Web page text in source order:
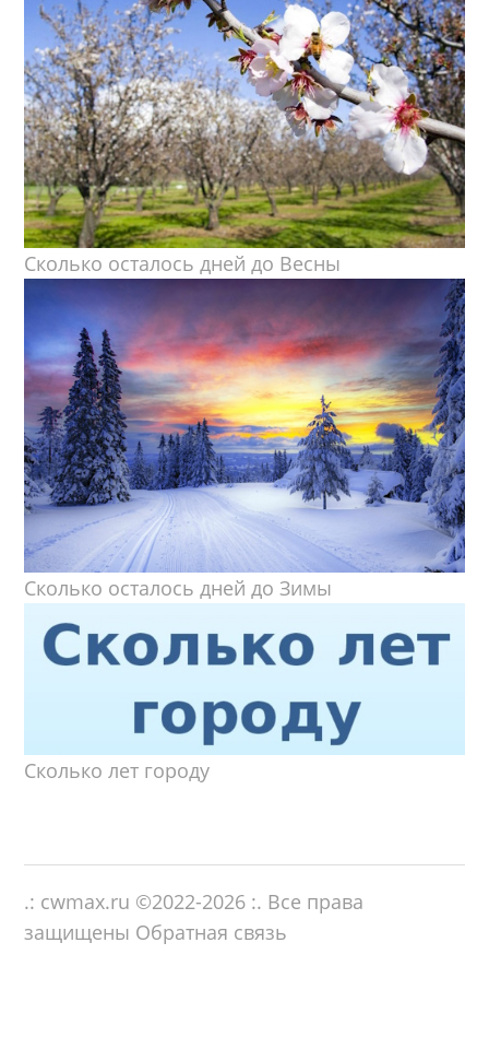
Сколько осталось дней до Весны
Сколько осталось дней до Зимы
Сколько лет городу
.: cwmax.ru ©2022-2026 :. Все права
защищены Обратная связь